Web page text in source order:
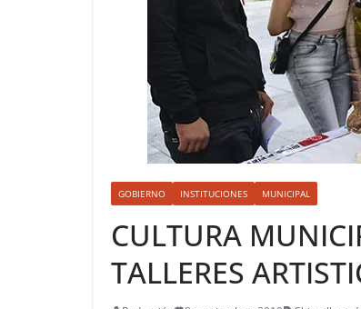
GOBIERNO INSTITUCIONES MUNICIPAL
CULTURA
TALLERES